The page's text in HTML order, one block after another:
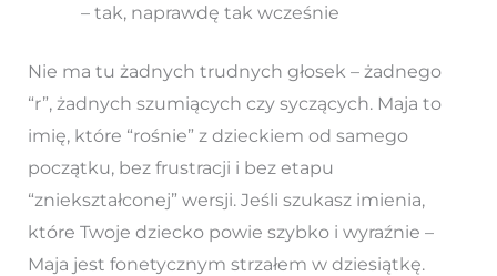
– tak, naprawdę tak wcześnie
Nie ma tu żadnych trudnych głosek – żadnego
“r”, żadnych szumiących czy syczących. Maja to
imię, które “rośnie” z dzieckiem od samego
początku, bez frustracji i bez etapu
“zniekształconej” wersji. Jeśli szukasz imienia,
które Twoje dziecko powie szybko i wyraźnie –
Maja jest fonetycznym strzałem w dziesiątkę.